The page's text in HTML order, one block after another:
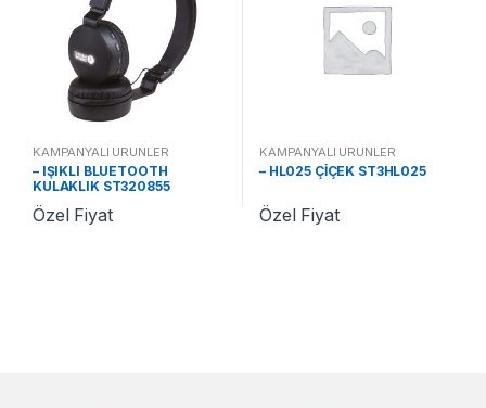
KAMPANYALI ÜRÜNLER
– IŞIKLI BLUETOOTH
KULAKLIK ST320855
Özel Fiyat
KAMPANYALI ÜRÜNLER
– HL025 ÇİÇEK ST3HL025
Özel Fiyat